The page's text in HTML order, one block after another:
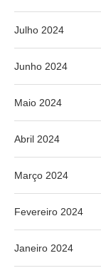
Julho 2024
Junho 2024
Maio 2024
Abril 2024
Março 2024
Fevereiro 2024
Janeiro 2024